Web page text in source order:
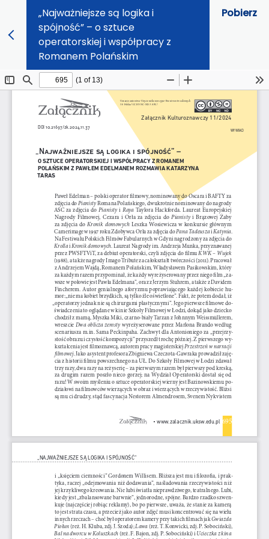
„Najważniejsze są logika i
spójność” – o sztuce
operatorskiej i współpracy z
Romanem Polańskim
Pobierz